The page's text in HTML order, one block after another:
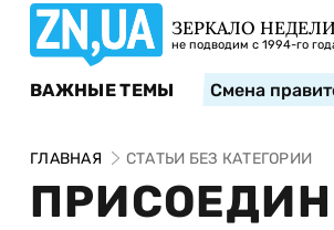
ЗЕРКАЛО НЕДЕЛИ
не подводим с 1994-го
ВАЖНЫЕ ТЕМЫ Смена
ГЛАВНАЯ СТАТЬИ БЕЗ КАТЕГОРИИ